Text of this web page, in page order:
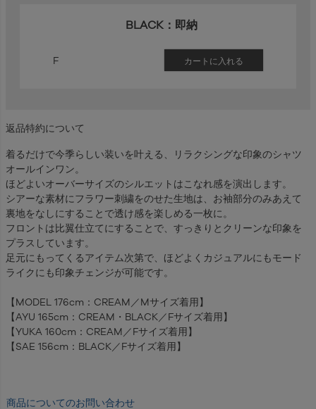
BLACK：即納
F カートに入れる
返品特約について
着るだけで今季らしい装いを叶える、リラクシングな印象のシャツ
オールインワン。
ほどよいオーバーサイズのシルエットはこなれ感を演出します。
シアーな素材にフラワー刺繍をのせた生地は、お袖部分のみあえて
裏地をなしにすることで透け感を楽しめる一枚に。
フロントは比翼仕立てにすることで、すっきりとクリーンな印象を
プラスしています。
足元にもってくるアイテム次第で、ほどよくカジュアルにもモード
ライクにも印象チェンジが可能です。
【MODEL 176cm：CREAM／Mサイズ着用】
【AYU 165cm：CREAM・BLACK／Fサイズ着用】
【YUKA 160cm：CREAM／Fサイズ着用】
【SAE 156cm：BLACK／Fサイズ着用】
商品についてのお問い合わせ